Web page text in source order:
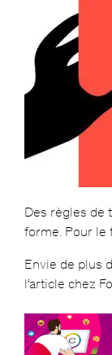
Des règles de
forme. Pour le
Envie de plus
l’article chez